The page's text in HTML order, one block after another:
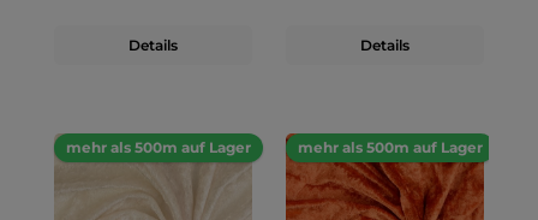
Details Details
mehr als 500m auf Lager mehr als 500m auf Lager